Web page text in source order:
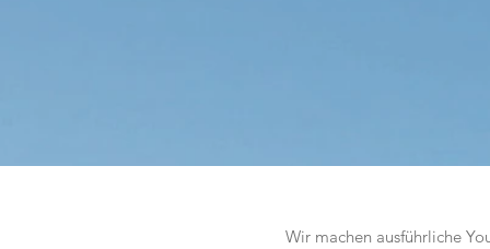
Wir machen ausführliche